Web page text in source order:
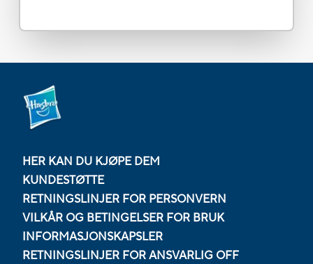
HER KAN DU KJØPE DEM
KUNDESTØTTE
RETNINGSLINJER FOR PERSONVERN
VILKÅR OG BETINGELSER FOR BRUK
INFORMASJONSKAPSLER
RETNINGSLINJER FOR ANSVARLIG OFF